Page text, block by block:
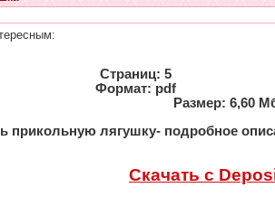
Страниц: 5
Формат: pdf
Размер: 6,60
прикольную лягушку- подробное
Скачать с